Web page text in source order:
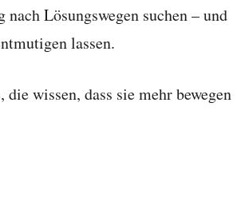
Lösungswegen suchen – und
lassen.
wissen, dass sie mehr bewegen